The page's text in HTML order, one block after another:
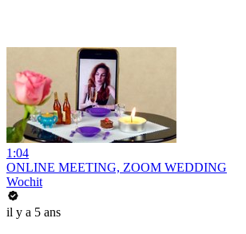
1:04
ONLINE MEETING, ZOOM WEDDING
Wochit
il y a 5 ans